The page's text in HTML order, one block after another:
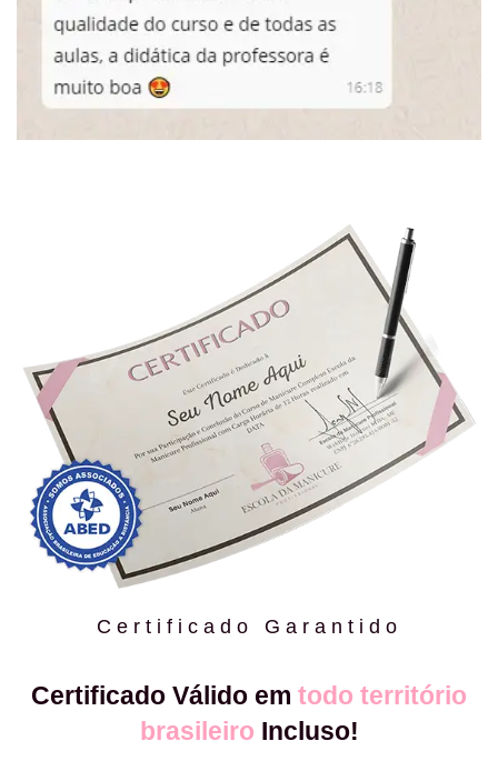
Certificado Garantido
Certificado Válido em todo território
brasileiro Incluso!